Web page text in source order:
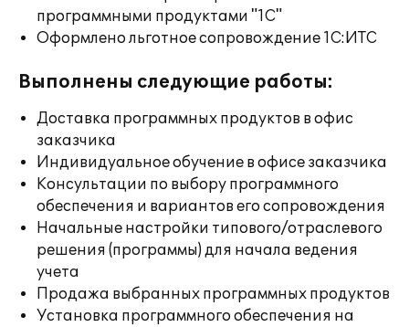
программными продуктами "1С"
Оформлено льготное сопровождение 1С:ИТС
Выполнены следующие работы:
Доставка программных продуктов в офис
заказчика
Индивидуальное обучение в офисе заказчика
Консультации по выбору программного
обеспечения и вариантов его сопровождения
Начальные настройки типового/отраслевого
решения (программы) для начала ведения
учета
Продажа выбранных программных продуктов
Установка программного обеспечения на